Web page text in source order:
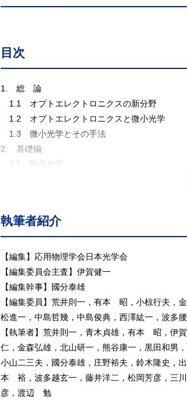
目次
1. 総 論
1.1 オプトエレクトロニクスの新分野
1.2 オプトエレクトロニクスと微小光学
1.3 微小光学とその手法
2. 基礎編
2.1 幾何光学
2.5 量子光学
2.6 非線形光学
2.7 視覚光学
3. 材料・プロセス編
3.1 半導体材料
3.2 ガラス材料(アモルファス材料)
3.3 有機材料
3.4 光磁気材料
3.5 リソグラフィー技術
3.6 誘電体結晶材料
4. デバイス編
4.1 発光デバイス
執筆者紹介
【編集】応用物理学会日本光学会
【編集委員会主査】伊賀健一
【編集幹事】國分泰雄
【編集委員】荒井則一，有本 昭，小椋行夫，
松進一，中島哲幾，中島俊典，西澤紘一，波
【執筆者】荒井則一，青木貞雄，有本 昭，
仁，金森弘雄，北山研一，熊谷康一，黒田和男
小山二三夫，國分泰雄，庄野裕夫，鈴木隆史，
本 裕，波多越玄一，藤井洋二，松岡芳彦，
彦，渡辺 勉